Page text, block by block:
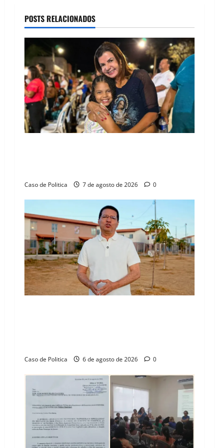
v
g
a
t
i
POSTS RELACIONADOS
Caso de Politica 7 de agosto de 2026 0
Caso de Politica 6 de agosto de 2026 0